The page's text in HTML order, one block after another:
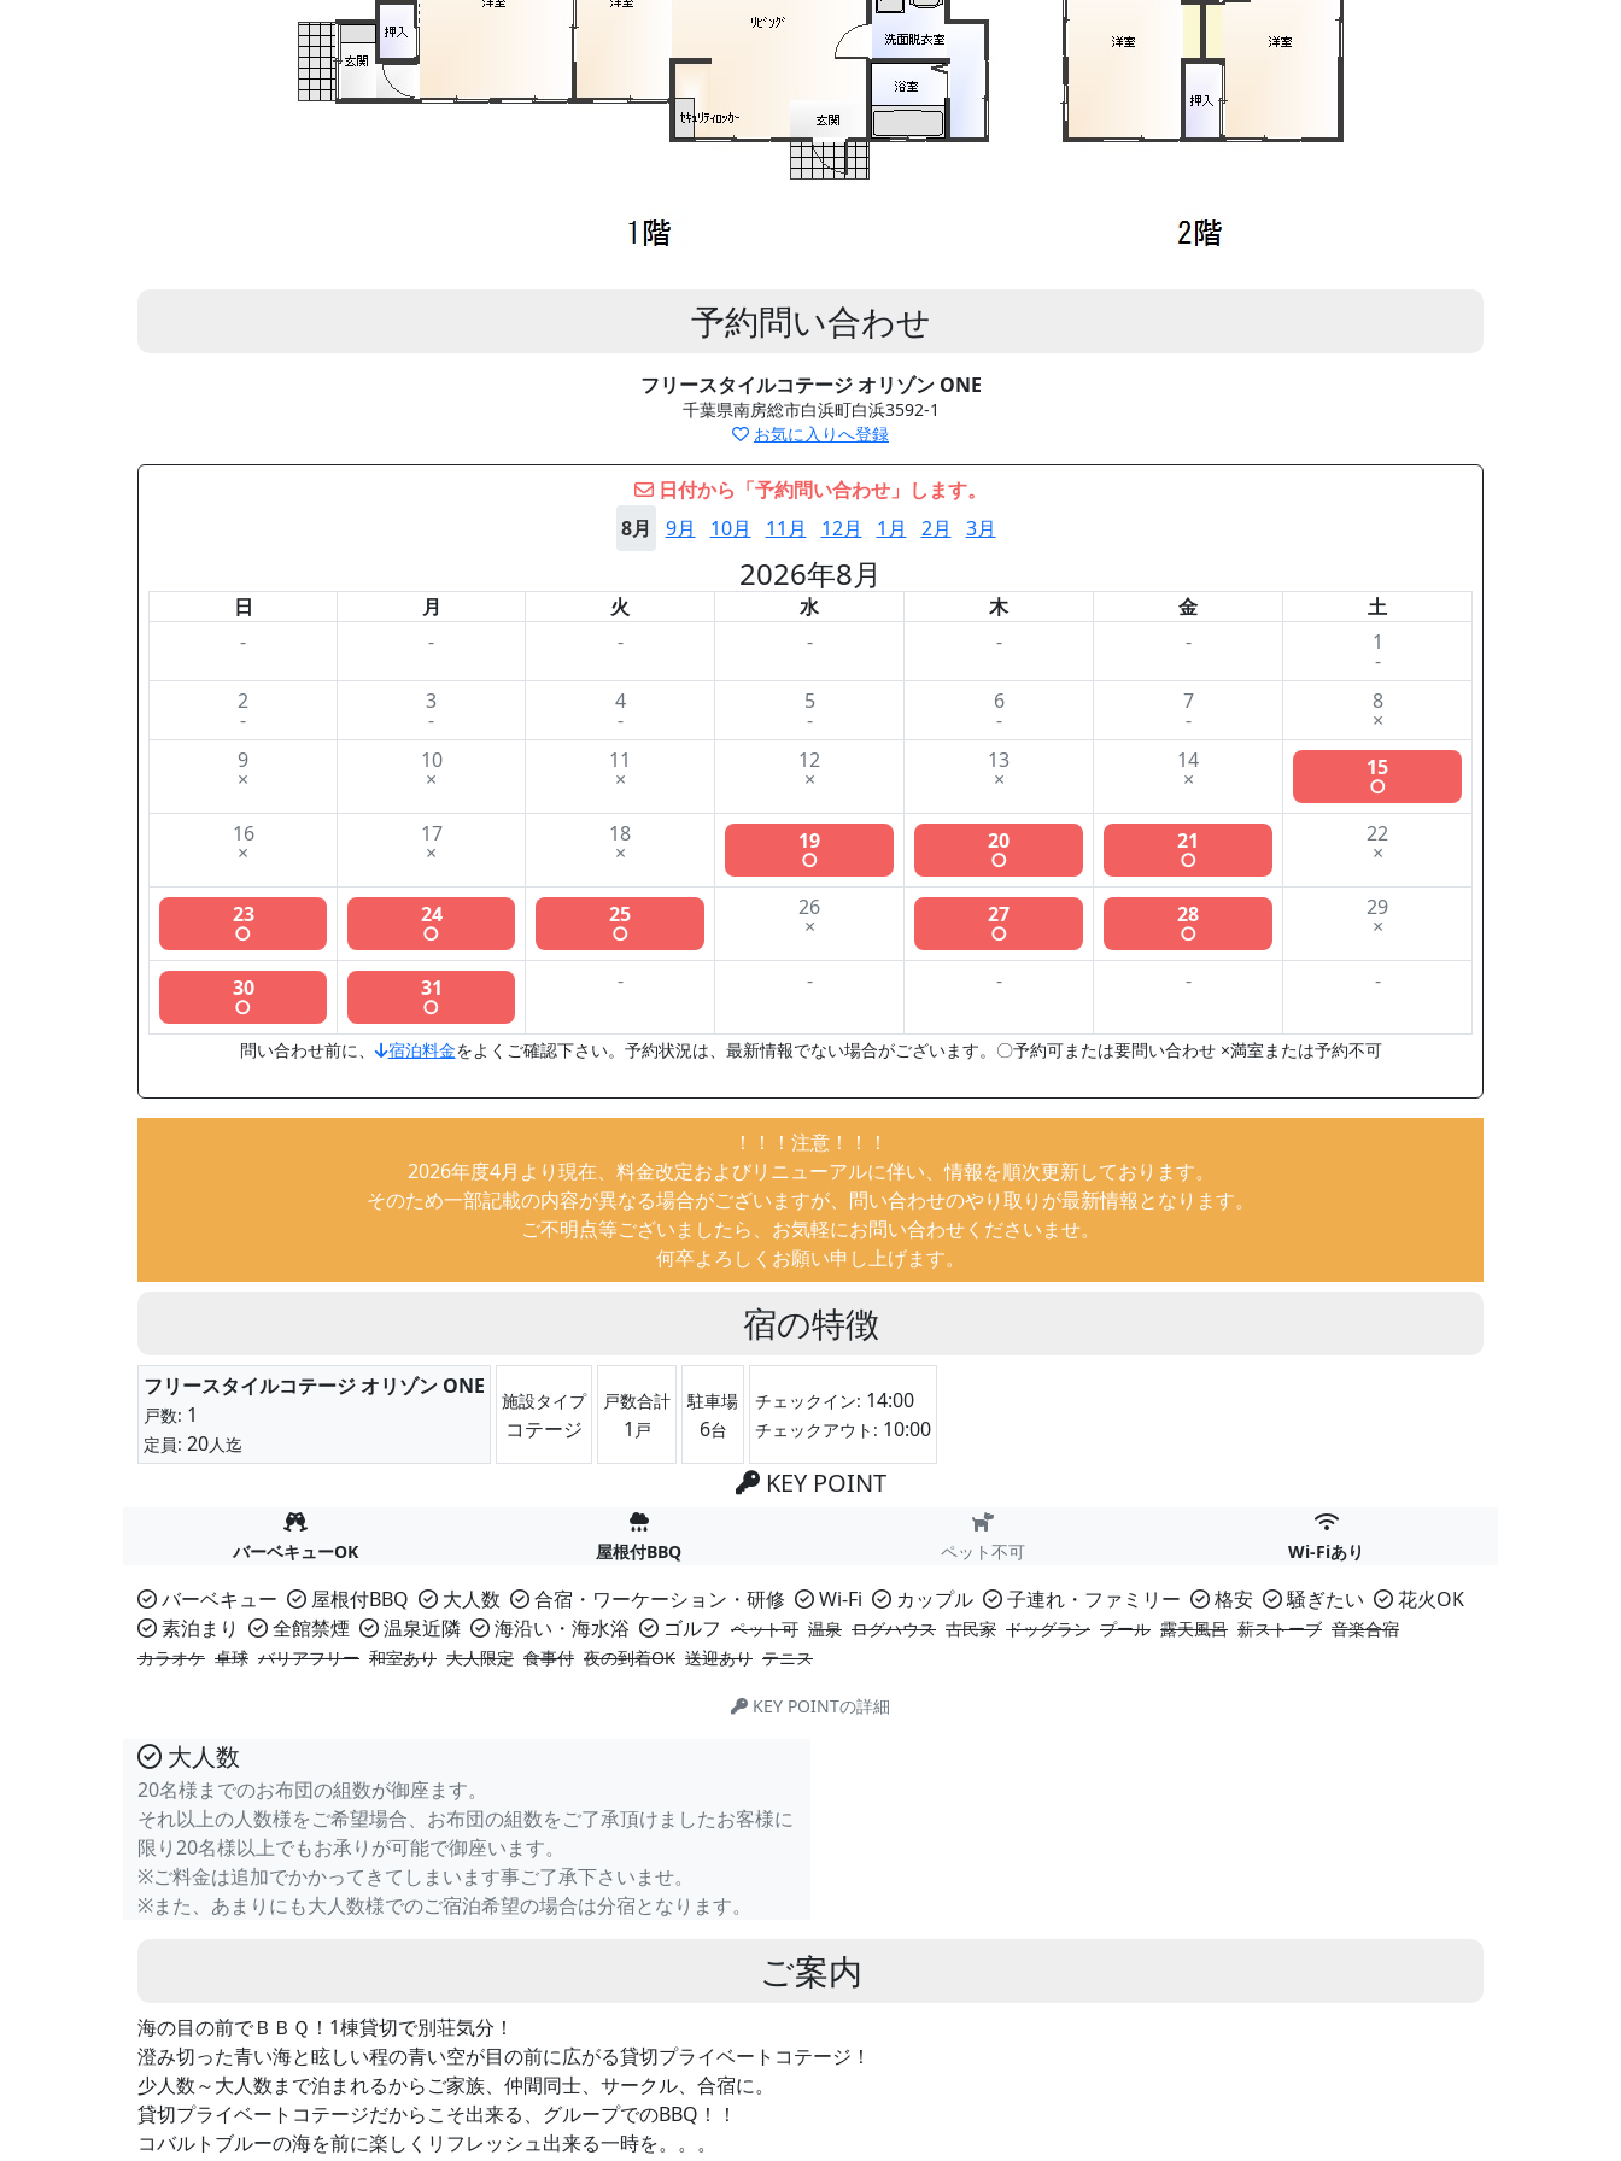
予約問い合わせ
フリースタイルコテージ オリゾン ONE
千葉県南房総市白浜町白浜3592-1
お気に入りへ登録
日付から「予約問い合わせ」します。
8月
9月 10月 11月 12月 1月 2月 3月
2026年8月
日 月 火 水 木 金
土
-
- - - - - 1
-
2
-
3
-
4
-
5
-
6
-
7
-
8
×
9
×
10
×
11
×
12
×
13
×
14
× 15
○
16
×
17
×
18
× 19
○
20
○
21
○
22
×
23
○
24
○
25
○
26
× 27
○
28
○
29
×
30
○
31
○
- - - - -
問い合わせ前に、 宿泊料金をよくご確認下さい。予約状況は、最新情報でない場合がございます。〇予約可または要問い合わせ ×満室または予約不可
！！！注意！！！
2026年度4月より現在、料金改定およびリニューアルに伴い、情報を順次更新しております。
そのため一部記載の内容が異なる場合がございますが、問い合わせのやり取りが最新情報となります。
ご不明点等ございましたら、お気軽にお問い合わせくださいませ。
何卒よろしくお願い申し上げます。
宿の特徴
フリースタイルコテージ オリゾン ONE
戸数: 1
定員: 20人迄
施設タイプ
コテージ
戸数合計
1 戸
駐車場
6台
チェックイン: 14:00
チェックアウト: 10:00
KEY POINT
バーベキューOK 屋根付BBQ ペット不可 Wi-Fiあり
バーベキュー 屋根付BBQ 大人数 合宿・ワーケーション・研修 Wi-Fi カップル 子連れ・ファミリー 格安 騒ぎたい
花火OK
素泊まり
全館禁煙 温泉近隣 海沿い・海水浴 ゴルフ ペット可 温泉 ログハウス 古民家 ドッグラン プール 露天風呂 薪ストーブ 音楽合宿
カラオケ 卓球 バリアフリー 和室あり 大人限定 食事付 夜の到着OK 送迎あり テニス
KEY POINTの詳細
大人数
20名様までのお布団の組数が御座ます。
それ以上の人数様をご希望場合、お布団の組数をご了承頂けましたお客様に
限り20名様以上でもお承りが可能で御座います。
※ご料金は追加でかかってきてしまいます事ご了承下さいませ。
※また、あまりにも大人数様でのご宿泊希望の場合は分宿となります。
ご案内
海の目の前でＢＢＱ！1棟貸切で別荘気分！
澄み切った青い海と眩しい程の青い空が目の前に広がる貸切プライベートコテージ！
少人数～大人数まで泊まれるからご家族、仲間同士、サークル、合宿に。
貸切プライベートコテージだからこそ出来る、グループでのBBQ！！
コバルトブルーの海を前に楽しくリフレッシュ出来る一時を。。。